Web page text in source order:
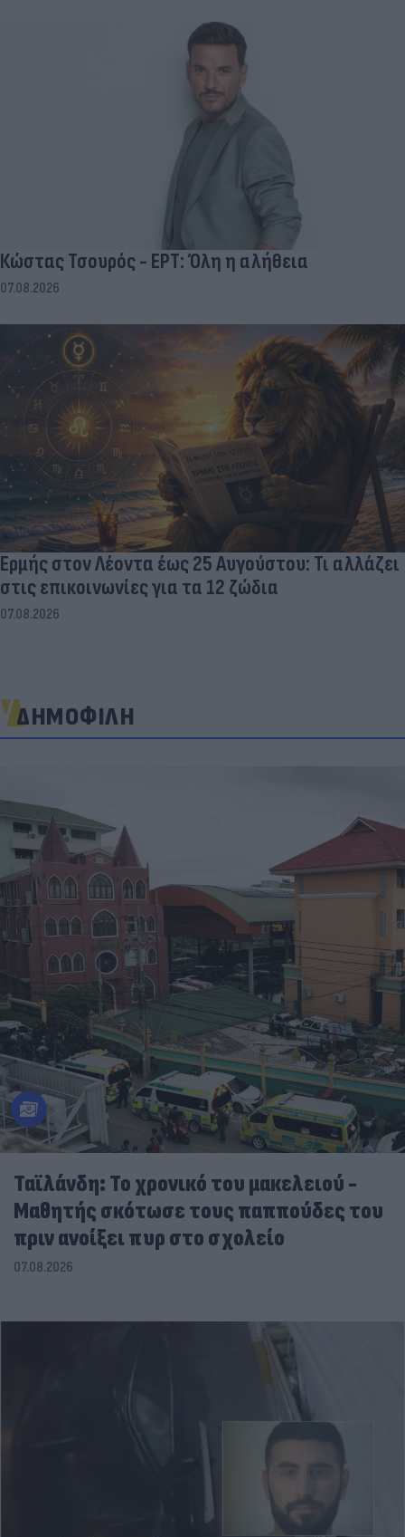
Κώστας Τσουρός - ΕΡΤ: Όλη η αλήθεια
07.08.2026
Ερμής στον Λέοντα έως 25 Αυγούστου: Τι αλλάζει
στις επικοινωνίες για τα 12 ζώδια
07.08.2026
ΔΗΜΟΦΙΛΗ
Ταϊλάνδη: Το χρονικό του μακελειού -
Μαθητής σκότωσε τους παππούδες του
πριν ανοίξει πυρ στο σχολείο
07.08.2026